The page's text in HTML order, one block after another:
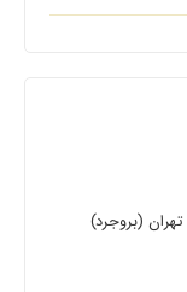
(بروجرد)